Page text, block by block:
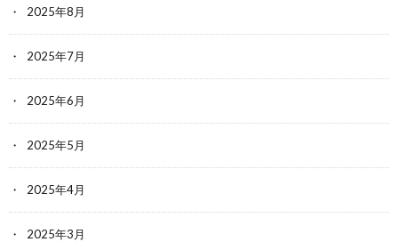
2025年8月
2025年7月
2025年6月
2025年5月
2025年4月
2025年3月